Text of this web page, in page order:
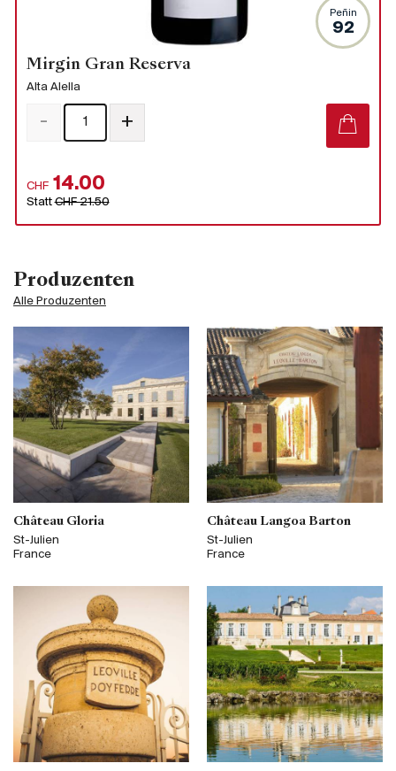
Produzenten
Alle Produzenten
Château Gloria
St-Julien
France
Château Langoa Barton
St-Julien
France
Peñin
92
Mirgin Gran Reserva
Alta Alella
CHF 14.00
StattCHF 21.50
- +